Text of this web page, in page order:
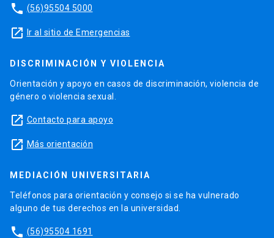
phone (56)95504 5000
launch Ir al sitio de Emergencias
DISCRIMINACIÓN Y VIOLENCIA
Orientación y apoyo en casos de discriminación, violencia de
género o violencia sexual.
launch Contacto para apoyo
launch Más orientación
MEDIACIÓN UNIVERSITARIA
Teléfonos para orientación y consejo si se ha vulnerado
alguno de tus derechos en la universidad.
phone (56)95504 1691